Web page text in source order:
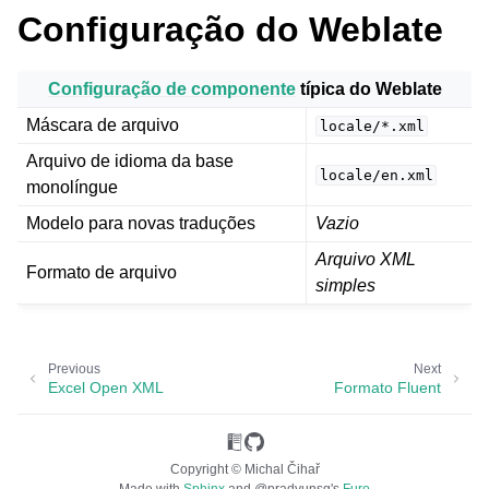
Configuração do Weblate
Configuração de componentetípica do Weblate
Máscara de arquivo
locale/*.xml
Arquivo de idioma da base
monolíngue
locale/en.xml
Modelo para novas traduções Vazio
Formato de arquivo
Arquivo XML
simples
Next
Formato Fluent
Previous
Excel Open XML
Copyright © Michal Čihař